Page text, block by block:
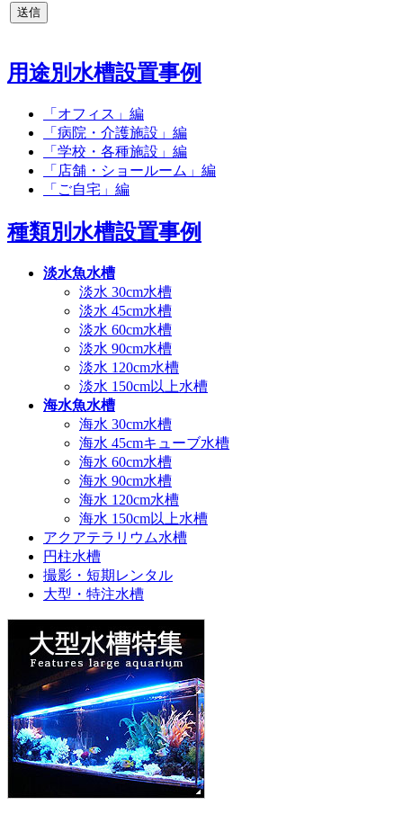
用途別水槽設置事例
「オフィス」編
「病院・介護施設」編
「学校・各種施設」編
「店舗・ショールーム」編
「ご自宅」編
種類別水槽設置事例
淡水魚水槽
淡水 30cm水槽
淡水 45cm水槽
淡水 60cm水槽
淡水 90cm水槽
淡水 120cm水槽
淡水 150cm以上水槽
海水魚水槽
海水 30cm水槽
海水 45cmキューブ水槽
海水 60cm水槽
海水 90cm水槽
海水 120cm水槽
海水 150cm以上水槽
アクアテラリウム水槽
円柱水槽
撮影・短期レンタル
大型・特注水槽